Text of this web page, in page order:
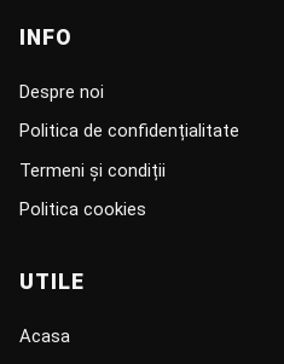
INFO
Despre noi
Politica de confidențialitate
Termeni și condiții
Politica cookies
UTILE
Acasa